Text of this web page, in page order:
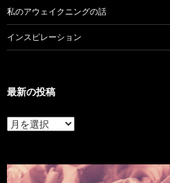
私のアウェイクニングの話
インスピレーション
最新の投稿
最
新
稿